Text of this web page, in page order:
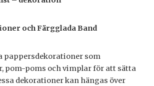
och Färgglada Band
pappersdekorationer som
pom-poms och vimplar för att sätta
dekorationer kan hängas över